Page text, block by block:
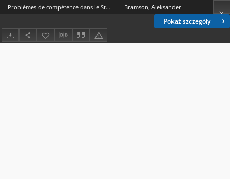
Pokaż szczegóły
Problèmes de compétence dans le Statut et la jurisprudence de la Cour Internationale de Justice Bramson, Aleksander